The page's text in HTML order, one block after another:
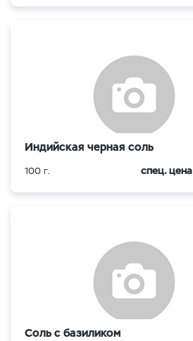
Индийская черная соль
100 г. спец. цена
Соль с базиликом